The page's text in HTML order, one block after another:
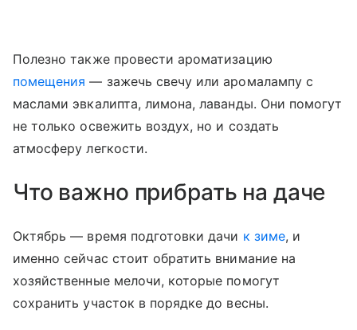
Полезно также провести ароматизацию
помещения — зажечь свечу или аромалампу с
маслами эвкалипта, лимона, лаванды. Они помогут
не только освежить воздух, но и создать
атмосферу легкости.
Что важно прибрать на даче
Октябрь — время подготовки дачи к зиме, и
именно сейчас стоит обратить внимание на
хозяйственные мелочи, которые помогут
сохранить участок в порядке до весны.